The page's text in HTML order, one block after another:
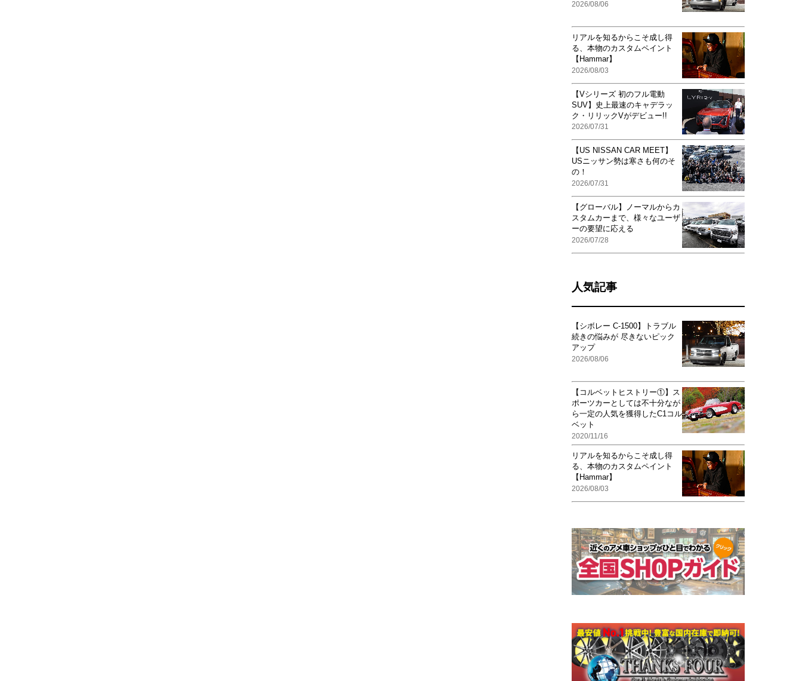
2026/08/06
リアルを知るからこそ成し得
る、本物のカスタムペイント
【Hammar】
2026/08/03
【Vシリーズ 初のフル電動
SUV】史上最速のキャデラッ
ク・リリックVがデビュー!!
2026/07/31
【US NISSAN CAR MEET】
USニッサン勢は寒さも何のそ
の！
2026/07/31
【グローバル】ノーマルからカ
スタムカーまで、様々なユーザ
ーの要望に応える
2026/07/28
人気記事
【シボレー C-1500】トラブル
続きの悩みが 尽きないピック
アップ
2026/08/06
【コルベットヒストリー①】ス
ポーツカーとしては不十分なが
ら一定の人気を獲得したC1コル
ベット
2020/11/16
リアルを知るからこそ成し得
る、本物のカスタムペイント
【Hammar】
2026/08/03